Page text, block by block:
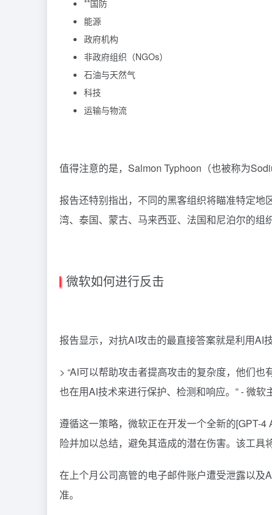
**国防
能源
政府机构
非政府组织（NGOs）
石油与天然气
科技
运输与物流
值得注意的是，Salmon Typhoon（也被称为
报告还特别指出，不同的黑客组织将瞄准特定
湾、泰国、蒙古、马来西亚、法国和尼泊尔的组织
微软如何进行反击
报告显示，对抗AI攻击的最直接答案就是利用AI
> “AI可以帮助攻击者提高攻击的复杂度，他们
也在用AI技术来进行保护、检测和响应。” - 微
遵循这一策略，微软正在开发一个全新的[GPT-4
险并加以总结，避免其造成的潜在伤害。该工具
在上个月公司高管的电子邮件账户遭受泄露以
准。